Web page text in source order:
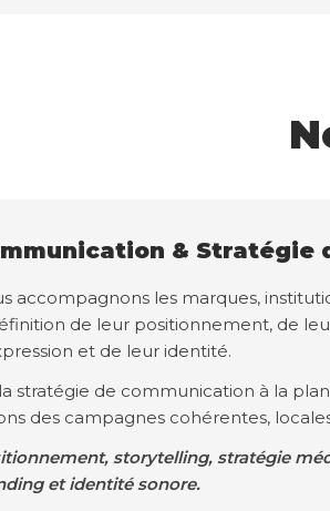
& Stratégie
accompagnons les marques,
de leur positionnement, de
et de leur identité.
stratégie de communication à la
des campagnes cohérentes,
storytelling, stratégie
et identité sonore.